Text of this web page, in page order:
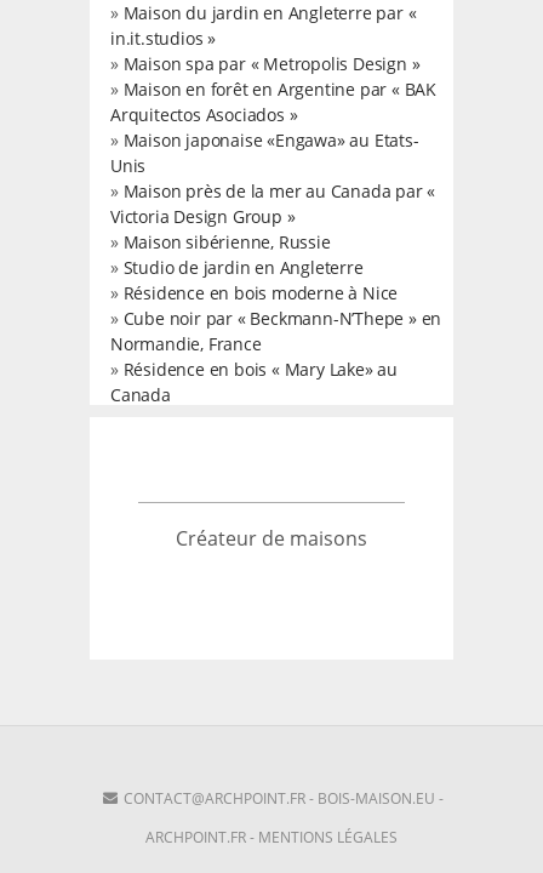
» Maison du jardin en Angleterre par «
in.it.studios »
» Maison spa par « Metropolis Design »
» Maison en forêt en Argentine par « BAK
Arquitectos Asociados »
» Maison japonaise «Engawa» au Etats-
Unis
» Maison près de la mer au Canada par «
Victoria Design Group »
» Maison sibérienne, Russie
» Studio de jardin en Angleterre
» Résidence en bois moderne à Nice
» Cube noir par « Beckmann-N’Thepe » en
Normandie, France
» Résidence en bois « Mary Lake» au
Canada
Créateur de maisons
CONTACT@ARCHPOINT.FR- BOIS-MAISON.EU -
ARCHPOINT.FR- MENTIONS LÉGALES